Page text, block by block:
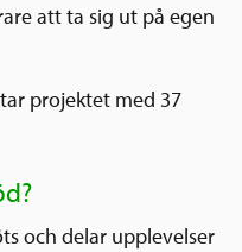
att ta sig ut på egen
projektet med 37
och delar upplevelser